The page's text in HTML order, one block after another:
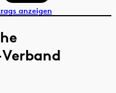
anzeigen